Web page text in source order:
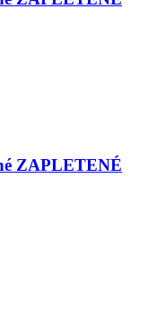
ZAPLETENÉ